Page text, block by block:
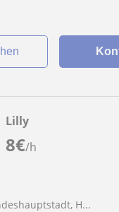
8€/h
Lilly
H...